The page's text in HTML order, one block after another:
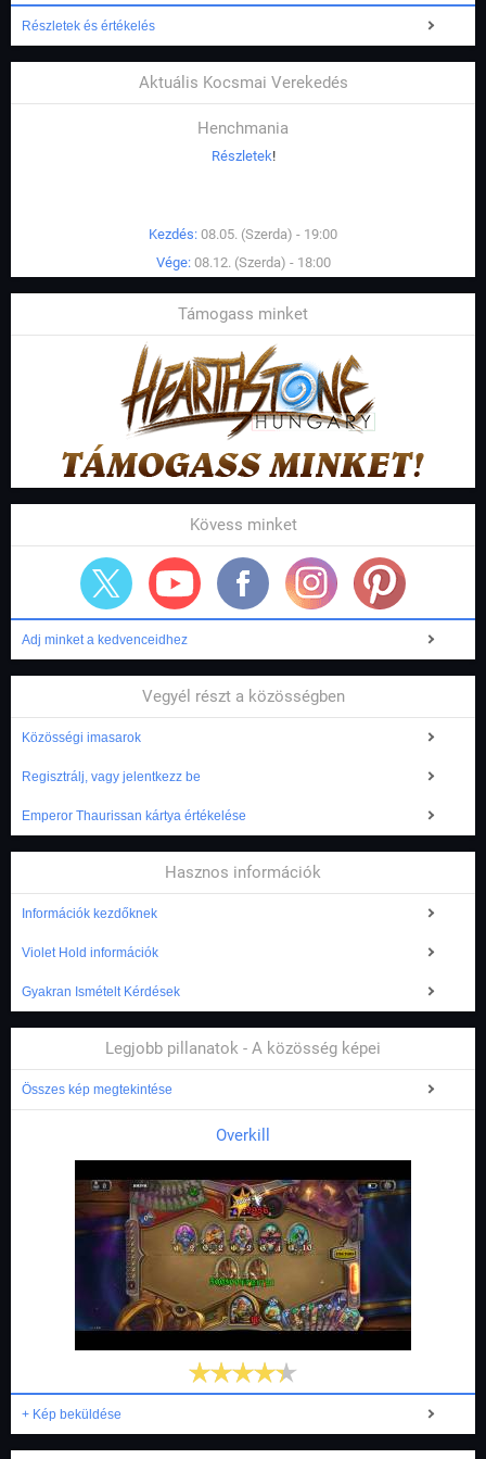
Részletek és értékelés
Aktuális Kocsmai Verekedés
Henchmania
Részletek!
Kezdés: 08.05. (Szerda) - 19:00
Vége: 08.12. (Szerda) - 18:00
Támogass minket
Kövess minket
Adj minket a kedvenceidhez
Vegyél részt a közösségben
Közösségi imasarok
Regisztrálj, vagy jelentkezz be
Emperor Thaurissan kártya értékelése
Hasznos információk
Információk kezdőknek
Violet Hold információk
Gyakran Ismételt Kérdések
Legjobb pillanatok - A közösség képei
Összes kép megtekintése
Overkill
+ Kép beküldése